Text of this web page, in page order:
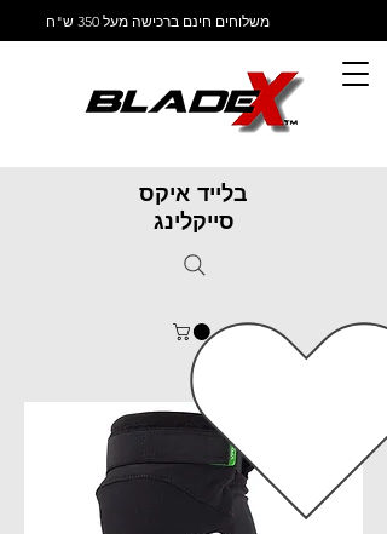
משלוחים חינם ברכישה מעל 350 ש"ח
בלייד איקס
סייקלינג